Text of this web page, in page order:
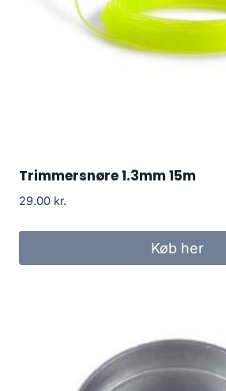
Trimmersnøre 1.3mm 15m
29.00 kr.
Køb her